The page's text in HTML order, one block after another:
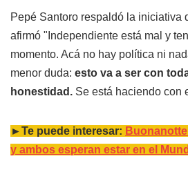
Pepé Santoro respaldó la iniciativa
afirmó "Independiente está mal y
momento. Acá no hay política ni
menor duda: esto va a ser con
honestidad. Se está haciendo con
►Te puede interesar:
y ambos esperan estar en el